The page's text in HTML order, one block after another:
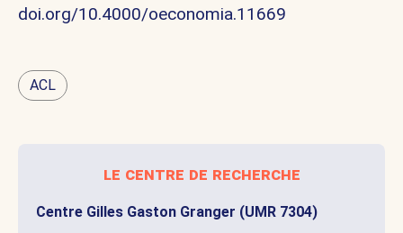
doi.org/10.4000/oeconomia.11669
ACL
le centre de recherche
Centre Gilles Gaston Granger (UMR 7304)